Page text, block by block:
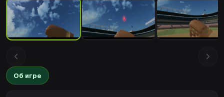
Об игре